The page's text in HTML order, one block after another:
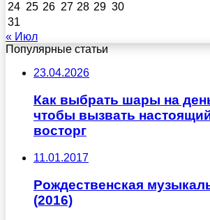
24 25 26 27 28 29 30
31
« Июл
Популярные статьи
23.04.2026
Как выбрать шары на
чтобы вызвать
восторг
11.01.2017
Рождественская
(2016)